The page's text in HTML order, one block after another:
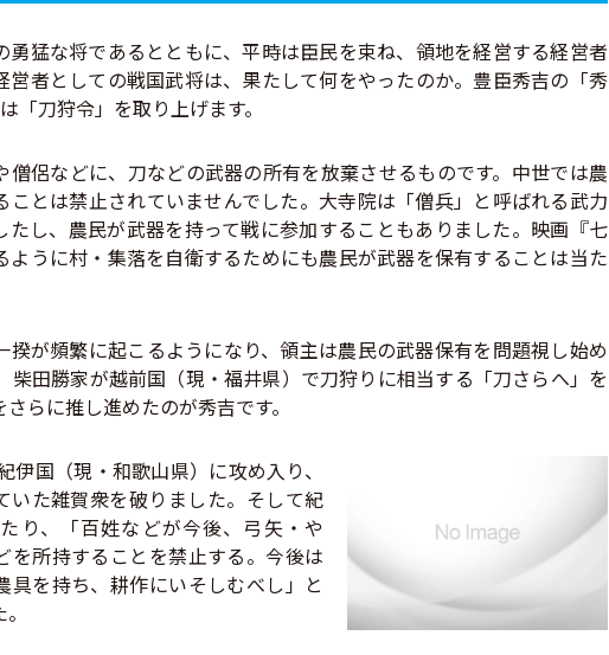
猛な将であるとともに、平時は臣民を束ね、領地を経営する経営者
営者としての戦国武将は、果たして何をやったのか。豊臣秀吉の「秀
「刀狩令」を取り上げます。
侶などに、刀などの武器の所有を放棄させるものです。中世では農
ことは禁止されていませんでした。大寺院は「僧兵」と呼ばれる武力
たし、農民が武器を持って戦に参加することもありました。映画『七
ように村・集落を自衛するためにも農民が武器を保有することは当た
が頻繁に起こるようになり、領主は農民の武器保有を問題視し始め
柴田勝家が越前国（現・福井県）で刀狩りに相当する「刀さらへ」を
らに推し進めたのが秀吉です。
国（現・和歌山県）に攻め入り、
いた雑賀衆を破りました。そして紀
り、「百姓などが今後、弓矢・や
を所持することを禁止する。今後は
具を持ち、耕作にいそしむべし」と